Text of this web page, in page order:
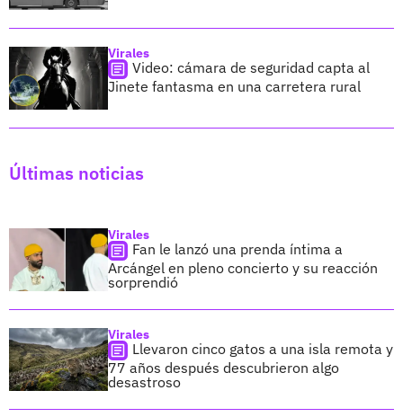
Virales
Video: cámara de seguridad capta al
Jinete fantasma en una carretera rural
Últimas noticias
Virales
Fan le lanzó una prenda íntima a
Arcángel en pleno concierto y su reacción
sorprendió
Virales
Llevaron cinco gatos a una isla remota y
77 años después descubrieron algo
desastroso